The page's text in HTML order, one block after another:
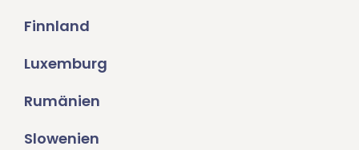
Finnland
Luxemburg
Rumänien
Slowenien